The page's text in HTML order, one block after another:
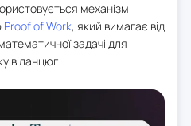
механізм
Proof of Work, який вимагає від
задачі для
в ланцюг.